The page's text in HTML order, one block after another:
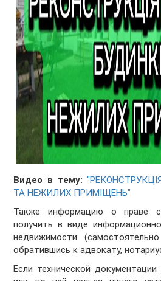
Видео в тему:
ТА НЕЖИЛИХ ПРИМІЩЕНЬ"
Также информацию о праве
получить в виде
недвижимости
обратившись к адвокату,
Если технической